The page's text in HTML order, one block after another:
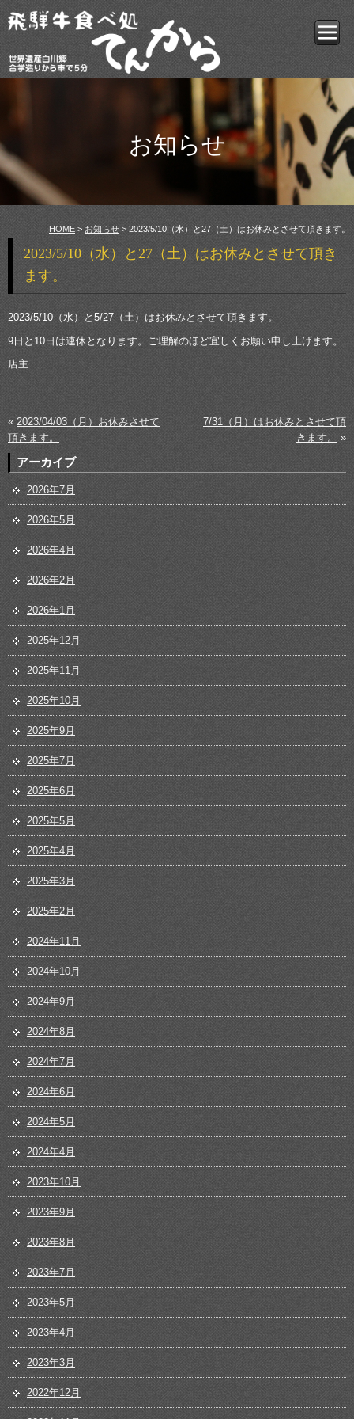
お知らせ
HOME > お知らせ > 2023/5/10（水）と27（土）はお休みとさせて頂きます。
2023/5/10（水）と27（土）はお休みとさせて頂き
ます。
2023/5/10（水）と5/27（土）はお休みとさせて頂きます。
9日と10日は連休となります。ご理解のほど宜しくお願い申し上げます。
店主
« 2023/04/03（月）お休みさせて
頂きます。
7/31（月）はお休みとさせて頂
きます。
»
アーカイブ
2026年7月
2026年5月
2026年4月
2026年2月
2026年1月
2025年12月
2025年11月
2025年10月
2025年9月
2025年7月
2025年6月
2025年5月
2025年4月
2025年3月
2025年2月
2024年11月
2024年10月
2024年9月
2024年8月
2024年7月
2024年6月
2024年5月
2024年4月
2023年10月
2023年9月
2023年8月
2023年7月
2023年5月
2023年4月
2023年3月
2022年12月